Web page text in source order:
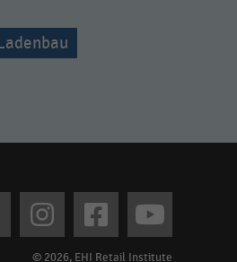
© 2026, EHI Retail Institute